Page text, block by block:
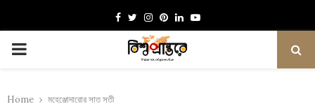
Facebook
TwitterInstagram
Pinterest
LinkedinYoutube
PRIMARY
Home মহেঞ্জোদারোর সাত সতী